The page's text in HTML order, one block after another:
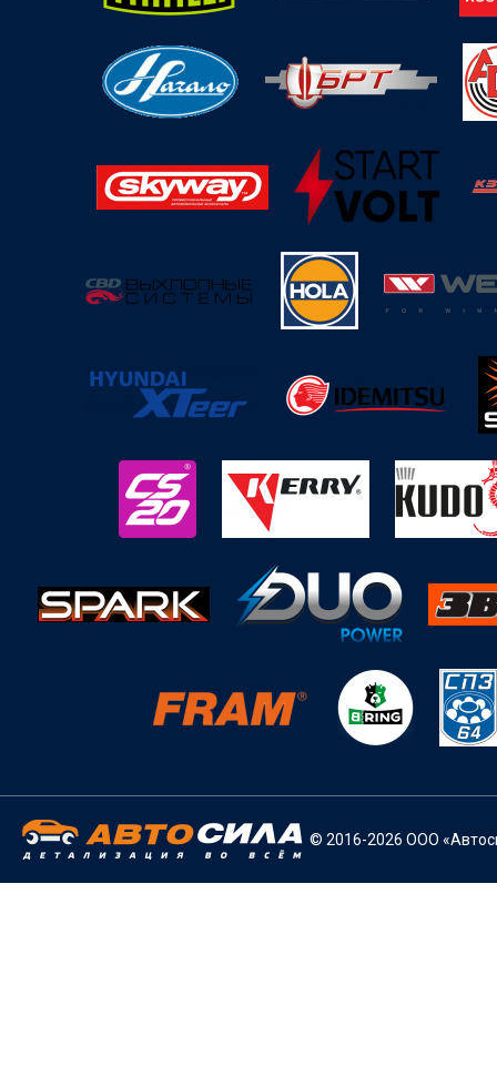
© 2016-2026 ООО